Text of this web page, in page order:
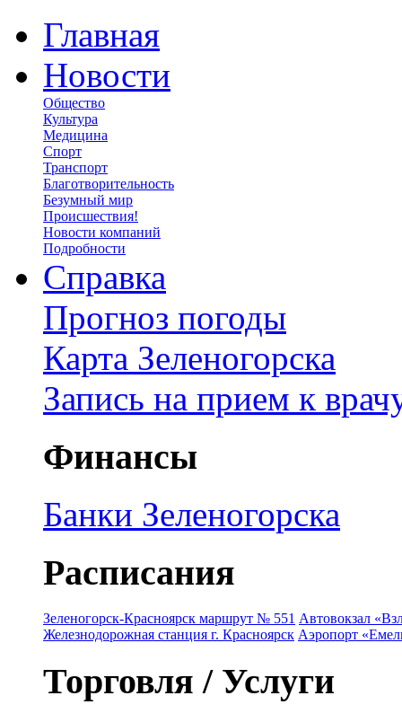
Главная
Новости
Общество
Культура
Медицина
Спорт
Транспорт
Благотворительность
Безумный мир
Происшествия!
Новости компаний
Подробности
Справка
Прогноз погоды
Карта Зеленогорска
Запись на прием к
Финансы
Банки Зеленогорска
Расписания
Зеленогорск-Красноярск маршрут № 551 Автовокзал
Железнодорожная станция г. Красноярск Аэропорт
Торговля / Услуги